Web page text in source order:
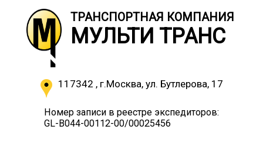
ТРАНСПОРТНАЯ КОМПАНИЯ
МУЛЬТИ ТРАНС
117342 , г.Москва, ул. Бутлерова, 17
Номер записи в реестре экспедиторов:
GL-B044-00112-00/00025456